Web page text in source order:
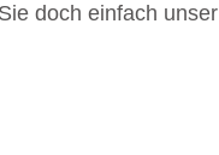
doch einfach unser